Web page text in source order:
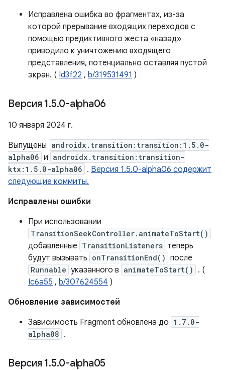
Исправлена ​​ошибка во фрагментах, из-за
которой прерывание входящих переходов с
помощью предиктивного жеста «назад»
приводило к уничтожению входящего
представления, потенциально оставляя пустой
экран. ( Id3f22 , b/319531491 )
Версия 1.5.0-alpha06
10 января 2024 г.
Выпущены androidx.transition:transition:1.5.0-
alpha06 и androidx.transition:transition-
ktx:1.5.0-alpha06 . Версия 1.5.0-alpha06 содержит
следующие коммиты.
Исправлены ошибки
При использовании
TransitionSeekController.animateToStart()
добавленные TransitionListeners теперь
будут вызывать onTransitionEnd() после
Runnable указанного в animateToStart()
. (
Ic6a55 , b/307624554 )
Обновление зависимостей
Зависимость Fragment обновлена ​​до 1.7.0-
alpha08 .
Версия 1.5.0-alpha05